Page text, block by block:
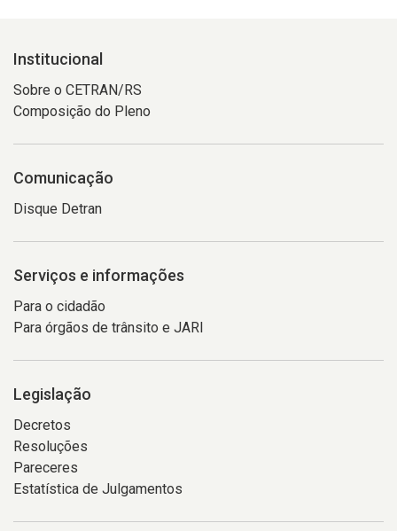
Institucional
Sobre o CETRAN/RS
Composição do Pleno
Comunicação
Disque Detran
Serviços e informações
Para o cidadão
Para órgãos de trânsito e JARI
Legislação
Decretos
Resoluções
Pareceres
Estatística de Julgamentos